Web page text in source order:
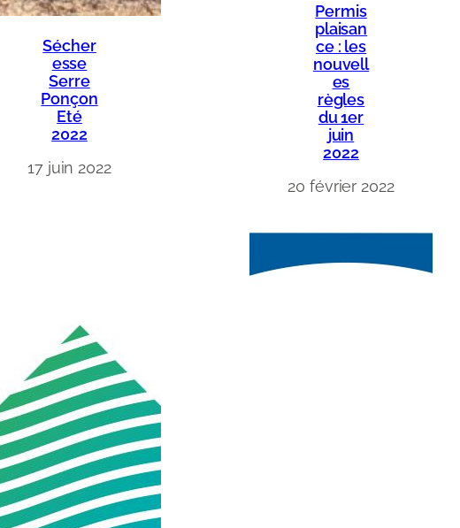
Sécher
esse
Serre
Ponçon
Eté
2022
17 juin 2022
Permis
plaisan
ce : les
nouvell
es
règles
du 1er
juin
2022
20 février 2022